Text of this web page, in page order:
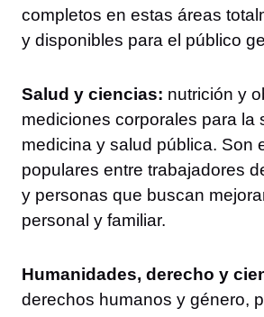
completos en estas áreas
y disponibles para el público
Salud y ciencias: nutrición y
mediciones corporales para la
medicina y salud pública. Son
populares entre trabajadores
y personas que buscan
personal y familiar.
Humanidades, derecho y
derechos humanos y género,